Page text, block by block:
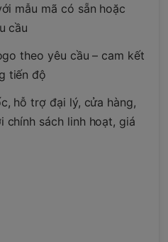
mẫu mã có sẵn hoặc
cầu
theo yêu cầu – cam kết
tiến độ
hỗ trợ đại lý, cửa hàng,
chính sách linh hoạt, giá